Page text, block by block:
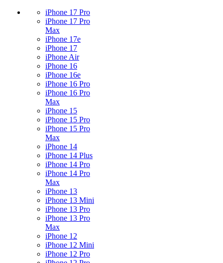
iPhone 17 Pro
iPhone 17 Pro
Max
iPhone 17e
iPhone 17
iPhone Air
iPhone 16
iPhone 16e
iPhone 16 Pro
iPhone 16 Pro
Max
iPhone 15
iPhone 15 Pro
iPhone 15 Pro
Max
iPhone 14
iPhone 14 Plus
iPhone 14 Pro
iPhone 14 Pro
Max
iPhone 13
iPhone 13 Mini
iPhone 13 Pro
iPhone 13 Pro
Max
iPhone 12
iPhone 12 Mini
iPhone 12 Pro